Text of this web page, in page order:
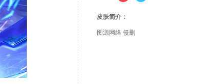
皮肤简介：
图源网络 侵删